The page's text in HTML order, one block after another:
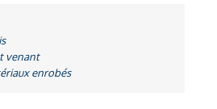
venant
enrobés